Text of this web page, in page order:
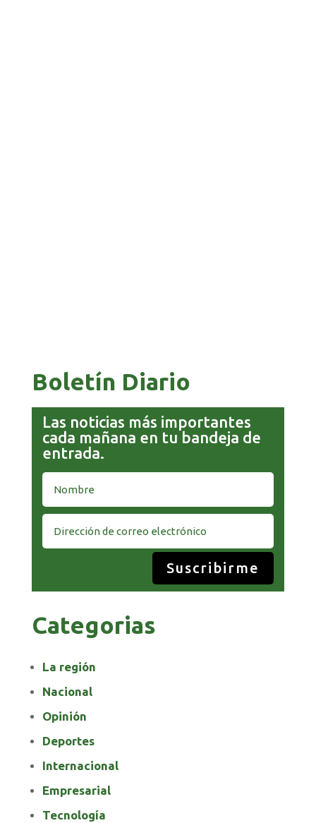
Boletín Diario
Las noticias más importantes
cada mañana en tu bandeja de
entrada.
Suscribirme
Categorias
La región
Nacional
Opinión
Deportes
Internacional
Empresarial
Tecnología